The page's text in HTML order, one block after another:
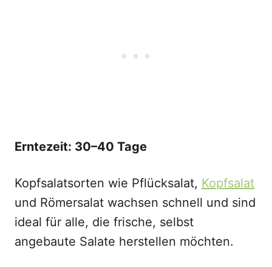
Erntezeit: 30–40 Tage
Kopfsalatsorten wie Pflücksalat, Kopfsalat
und Römersalat wachsen schnell und sind
ideal für alle, die frische, selbst
angebaute Salate herstellen möchten.